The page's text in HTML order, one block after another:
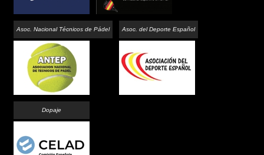
Asoc. Nacional Técnicos de Pádel Asoc. del Deporte Español
Dopaje